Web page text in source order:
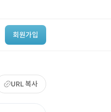
회원가입
URL 복사